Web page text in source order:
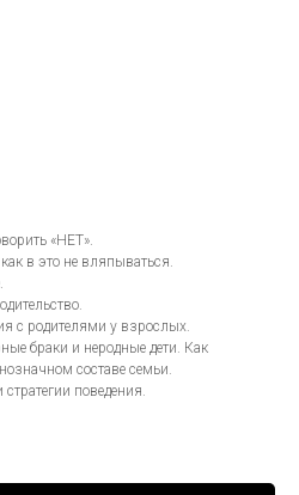
«НЕТ».
в это не вляпываться.
с родителями у взрослых.
браки и неродные дети. Как
составе семьи.
поведения.